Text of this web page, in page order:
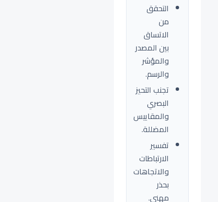
التحقق
من
الاتساق
بين المصدر
والمؤشر
والرسم.
تجنب التحيز
البصري
والمقاييس
المضللة.
تفسير
الارتباطات
والاتجاهات
بحذر
مهني.